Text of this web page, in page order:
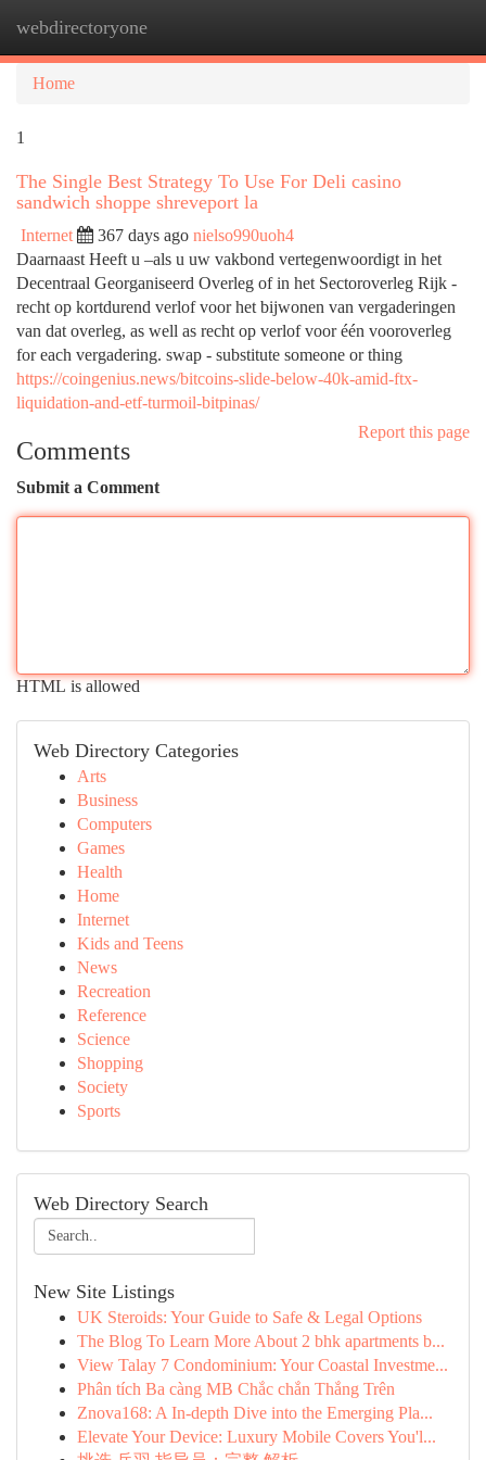
webdirectoryone
Home
1
The Single Best Strategy To Use For Deli casino
sandwich shoppe shreveport la
Internet 367 days ago nielso990uoh4
Daarnaast Heeft u –als u uw vakbond vertegenwoordigt in het
Decentraal Georganiseerd Overleg of in het Sectoroverleg Rijk -
recht op kortdurend verlof voor het bijwonen van vergaderingen
van dat overleg, as well as recht op verlof voor één vooroverleg
for each vergadering. swap - substitute someone or thing
https://coingenius.news/bitcoins-slide-below-40k-amid-ftx-
liquidation-and-etf-turmoil-bitpinas/
Report this page
Comments
Submit a Comment
HTML is allowed
Web Directory Categories
Arts
Business
Computers
Games
Health
Home
Internet
Kids and Teens
News
Recreation
Reference
Science
Shopping
Society
Sports
Web Directory Search
New Site Listings
UK Steroids: Your Guide to Safe & Legal Options
The Blog To Learn More About 2 bhk apartments b...
View Talay 7 Condominium: Your Coastal Investme...
Phân tích Ba càng MB Chắc chắn Thắng Trên
Znova168: A In-depth Dive into the Emerging Pla...
Elevate Your Device: Luxury Mobile Covers You'l...